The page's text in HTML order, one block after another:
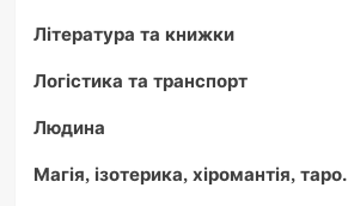
Література та книжки
Логістика та транспорт
Людина
Магія, ізотерика, хіромантія, таро.